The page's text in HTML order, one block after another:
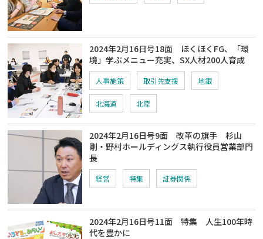
2024年2月16日号18面 ほくほくFG、「環
境」学ぶメニュー充実、SX人材200人育成
人事施策 取引先支援 地銀
北海道 北陸
2024年2月16日号9面 改革の旗手 杉山
剛・野村ホールディングス執行役員営業部門
長
経営 特集 証券関係
2024年2月16日号11面 特集 人生100年時
代を豊かに